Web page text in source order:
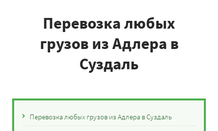
Перевозка любых
грузов из Адлера в
Суздаль
Перевозка любых грузов из Адлера в Суздаль